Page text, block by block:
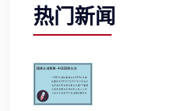
热门新闻